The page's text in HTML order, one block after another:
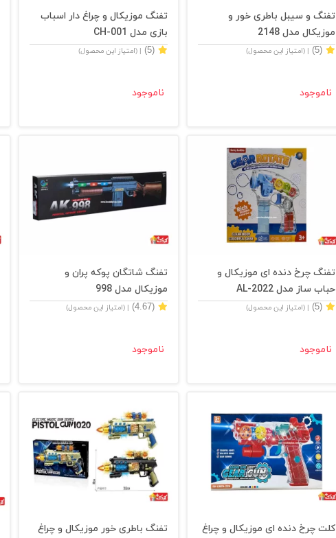
تفنگ و سیبل باطری خور و
موزيكال مدل 2148
(5) | (امتیاز این محصول)
ناموجود
تفنگ موزیکال و چراغ دار اسباب
بازی مدل CH-001
(5) | (امتیاز این محصول)
ناموجود
تفنگ چرخ دنده ای موزیکال و
حباب ساز مدل AL-2022
(5) | (امتیاز این محصول)
ناموجود
تفنگ شاتگان پوکه پران و
موزيكال مدل 998
(4.67) | (امتیاز این محصول)
ناموجود
کلت چرخ دنده ای موزیکال و چراغ
تفنگ باطری خور موزيكال و چراغ